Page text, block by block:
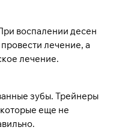
воспалении десен
лечение, а
лечение.
зубы. Трейнеры
которые еще не